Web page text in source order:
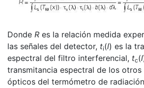
Donde R es la relación medida
las señales del detector, ti(l) es la
espectral del filtro interferencial, tc(l
transmitancia espectral de los otros
ópticos del termómetro de